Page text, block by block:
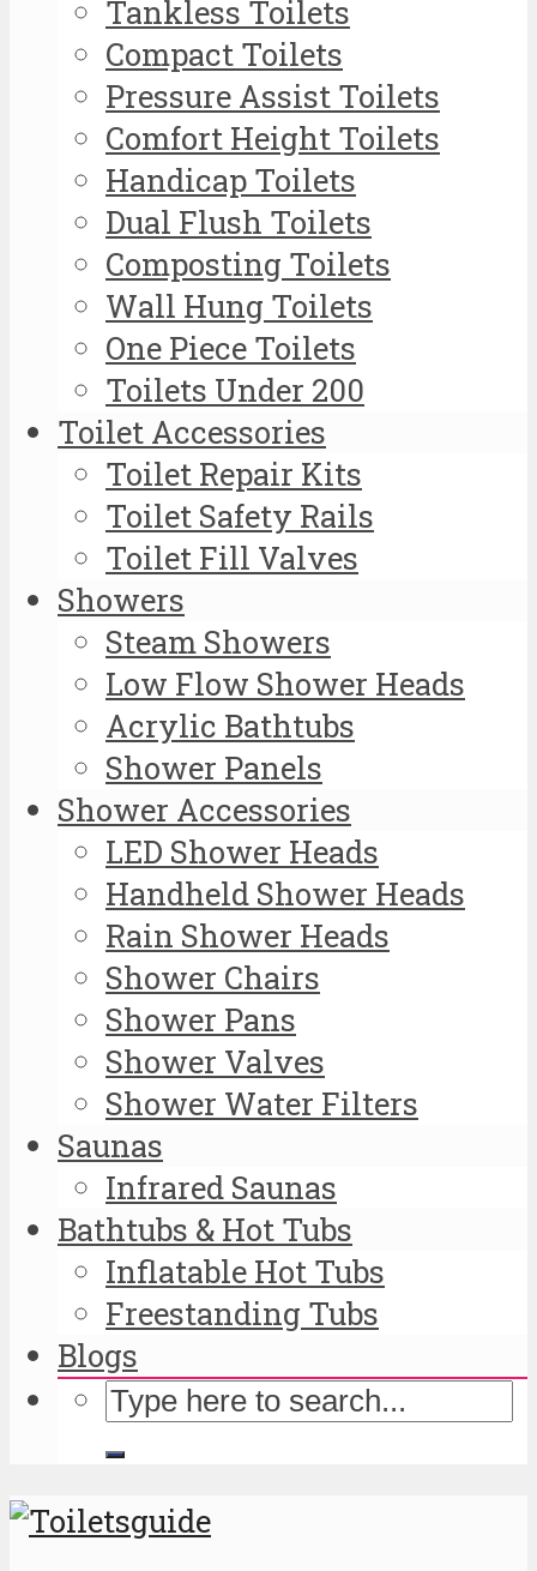
Tankless Toilets
Compact Toilets
Pressure Assist Toilets
Comfort Height Toilets
Handicap Toilets
Dual Flush Toilets
Composting Toilets
Wall Hung Toilets
One Piece Toilets
Toilets Under 200
Toilet Accessories
Toilet Repair Kits
Toilet Safety Rails
Toilet Fill Valves
Showers
Steam Showers
Low Flow Shower Heads
Acrylic Bathtubs
Shower Panels
Shower Accessories
LED Shower Heads
Handheld Shower Heads
Rain Shower Heads
Shower Chairs
Shower Pans
Shower Valves
Shower Water Filters
Saunas
Infrared Saunas
Bathtubs & Hot Tubs
Inflatable Hot Tubs
Freestanding Tubs
Blogs